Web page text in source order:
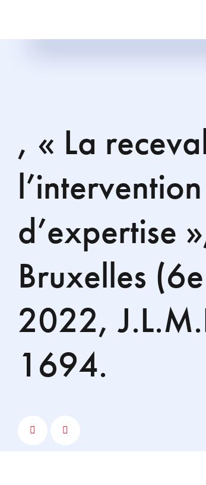
, « La
d’expertise
Bruxelles
2022,
1694.